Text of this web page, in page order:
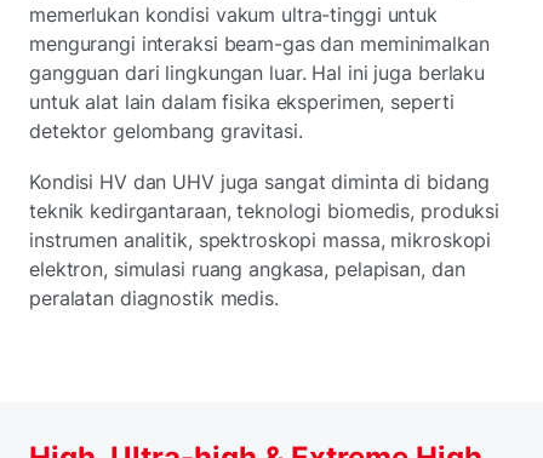
memerlukan kondisi vakum ultra-tinggi untuk
mengurangi interaksi beam-gas dan meminimalkan
gangguan dari lingkungan luar. Hal ini juga berlaku
untuk alat lain dalam fisika eksperimen, seperti
detektor gelombang gravitasi.
Kondisi HV dan UHV juga sangat diminta di bidang
teknik kedirgantaraan, teknologi biomedis, produksi
instrumen analitik, spektroskopi massa, mikroskopi
elektron, simulasi ruang angkasa, pelapisan, dan
peralatan diagnostik medis.